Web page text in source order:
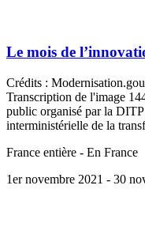
Le mois de
Crédits :
Transcription de l'image
public organisé par la
interministérielle de la
France entière - En France
1er novembre 2021 - 30